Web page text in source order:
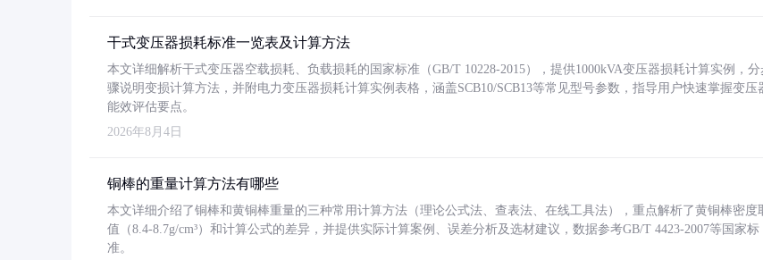
干式变压器损耗标准一览表及计算方法
本文详细解析干式变压器空载损耗、负载损耗的国家标准（GB/T 10228-2015），提供1000kVA变压器损耗计算实例，分
骤说明变损计算方法，并附电力变压器损耗计算实例表格，涵盖SCB10/SCB13等常见型号参数，指导用户快速掌握变压
能效评估要点。
2026年8月4日
铜棒的重量计算方法有哪些
本文详细介绍了铜棒和黄铜棒重量的三种常用计算方法（理论公式法、查表法、在线工具法），重点解析了黄铜棒密度
值（8.4-8.7g/cm³）和计算公式的差异，并提供实际计算案例、误差分析及选材建议，数据参考GB/T 4423-2007等国家标
准。